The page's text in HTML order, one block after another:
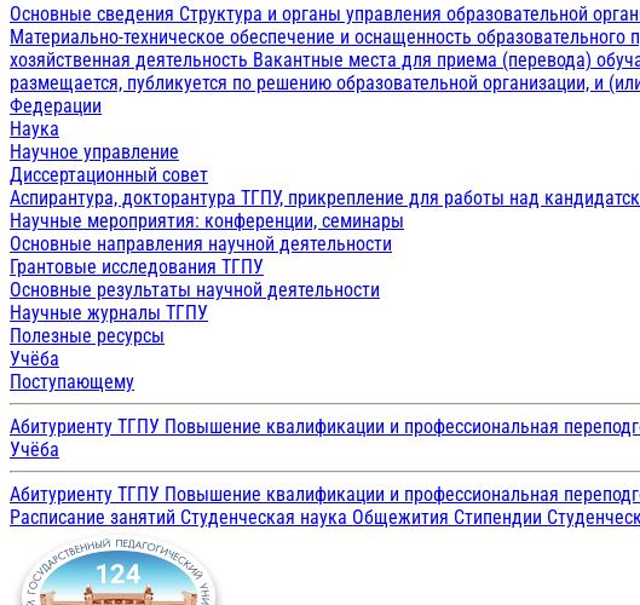
Основные сведения Структура и органы управления образовательной
Материально-техническое обеспечение и оснащенность образовательного
хозяйственная деятельность Вакантные места для приема (перевода)
размещается, публикуется по решению образовательной организации, и
Федерации
Наука
Научное управление
Диссертационный совет
Аспирантура, докторантура ТГПУ, прикрепление для работы над
Научные мероприятия: конференции, семинары
Основные направления научной деятельности
Грантовые исследования ТГПУ
Основные результаты научной деятельности
Научные журналы ТГПУ
Полезные ресурсы
Учёба
Поступающему
Абитуриенту ТГПУ Повышение квалификации и профессиональная
Учёба
Абитуриенту ТГПУ Повышение квалификации и профессиональная
Расписание занятий Студенческая наука Общежития Стипендии